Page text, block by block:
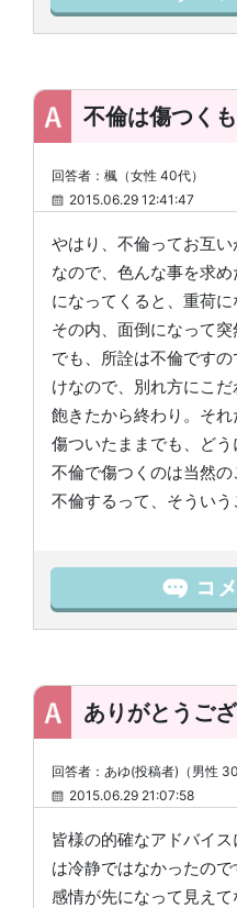
不倫は傷つく
回答者：楓（女性 40代）
2015.06.29 12:41:47
やはり、不倫ってお互
なので、色んな事を求
になってくると、重荷に
その内、面倒になって突
でも、所詮は不倫です
けなので、別れ方にこだ
飽きたから終わり。それ
傷ついたままでも、どう
不倫で傷つくのは当然の
不倫するって、そういう
ありがとうご
回答者：あゆ(投稿者)（男性
2015.06.29 21:07:58
皆様の的確なアドバイ
は冷静ではなかったので
感情が先になって見えて